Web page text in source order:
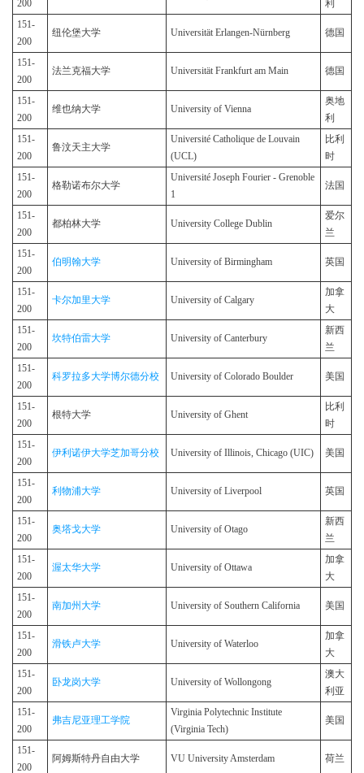
200
利
151-
200
纽伦堡大学 Universität Erlangen-Nürnberg 德国
151-
200
法兰克福大学 Universität Frankfurt am Main 德国
151-
200
维也纳大学 University of Vienna
奥地
利
151-
200
鲁汶天主大学
Université Catholique de Louvain
(UCL)
比利
时
151-
200
格勒诺布尔大学
Université Joseph Fourier - Grenoble
1
法国
151-
200
都柏林大学 University College Dublin
爱尔
兰
151-
200
伯明翰大学 University of Birmingham 英国
151-
200
卡尔加里大学 University of Calgary
加拿
大
151-
200
坎特伯雷大学 University of Canterbury
新西
兰
151-
200
科罗拉多大学博尔德分校 University of Colorado Boulder 美国
151-
200
根特大学 University of Ghent
比利
时
151-
200
伊利诺伊大学芝加哥分校 University of Illinois, Chicago (UIC) 美国
151-
200
利物浦大学 University of Liverpool 英国
151-
200
奥塔戈大学 University of Otago
新西
兰
151-
200
渥太华大学 University of Ottawa
加拿
大
151-
200
南加州大学 University of Southern California 美国
151-
200
滑铁卢大学 University of Waterloo
加拿
大
151-
200
卧龙岗大学 University of Wollongong
澳大
利亚
151-
200
弗吉尼亚理工学院
Virginia Polytechnic Institute
(Virginia Tech)
美国
151-
200
阿姆斯特丹自由大学 VU University Amsterdam 荷兰